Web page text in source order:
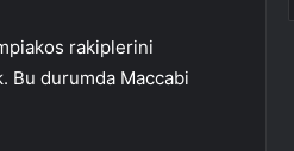
rakiplerini
Bu durumda Maccabi